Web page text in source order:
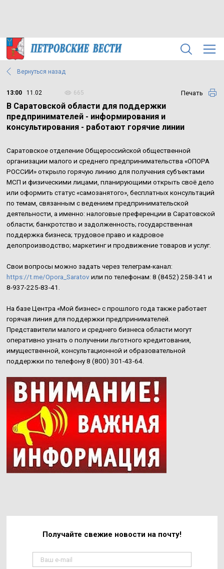
Вернуться назад
13:00 11.02 665 Печать
В Саратовской области для поддержки
предпринимателей - информирования и
консультирования - работают горячие линии
Саратовское отделение Общероссийской общественной
организации малого и среднего предпринимательства «ОПОРА
РОССИИ» открыло горячую линию для получения субъектами
МСП и физическими лицами, планирующими открыть своё дело
или оформить статус «самозанятого», бесплатных консультаций
по темам, связанным с ведением предпринимательской
деятельности, а именно: налоговые преференции в Саратовской
области; банкротство и задолженность; государственная
поддержка бизнеса; трудовое право и кадровое
делопроизводство; маркетинг и продвижение товаров и услуг.
Свои вопросы можно задать через телеграм-канал:
https://t.me/Opora_Saratov или по телефонам: 8 (8452) 258-341 и
8-937-225-83-41.
На базе Центра «Мой бизнес» с прошлого года также работает
горячая линия для поддержки предпринимателей.
Представители малого и среднего бизнеса области могут
оперативно узнать о получении льготного кредитования,
имущественной, консультационной и образовательной
поддержки по телефону 8 (800) 301-43-64.
Получайте свежие новости на почту!